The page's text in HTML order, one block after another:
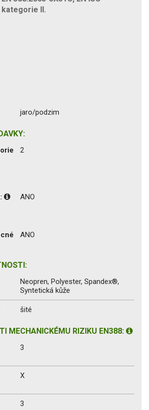
kategorie II.
jaro/podzim
2
ANO
ANO
Neopren, Polyester, Spandex®,
Syntetická kůže
šité
MECHANICKÉMU RIZIKU EN388:
3
X
3